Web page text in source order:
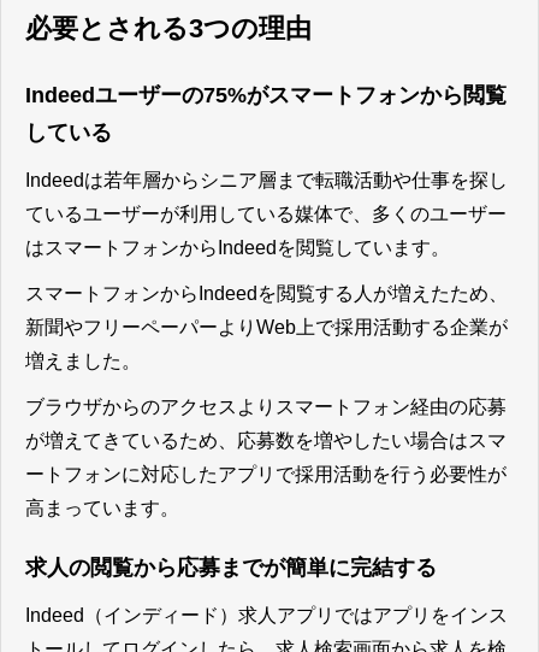
必要とされる3つの理由
Indeedユーザーの75%がスマートフォンから閲覧
している
Indeedは若年層からシニア層まで転職活動や仕事を探し
ているユーザーが利用している媒体で、多くのユーザー
はスマートフォンからIndeedを閲覧しています。
スマートフォンからIndeedを閲覧する人が増えたため、
新聞やフリーペーパーよりWeb上で採用活動する企業が
増えました。
ブラウザからのアクセスよりスマートフォン経由の応募
が増えてきているため、応募数を増やしたい場合はスマ
ートフォンに対応したアプリで採用活動を行う必要性が
高まっています。
求人の閲覧から応募までが簡単に完結する
Indeed（インディード）求人アプリではアプリをインス